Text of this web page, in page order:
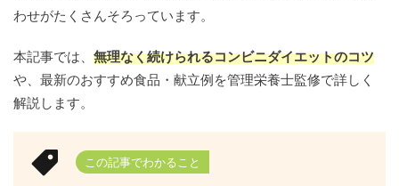
わせがたくさんそろっています。
本記事では、 無理なく続けられるコンビニダイエットのコツ
や、最新のおすすめ食品・献立例を管理栄養士監修で詳しく
解説します。
この記事でわかること